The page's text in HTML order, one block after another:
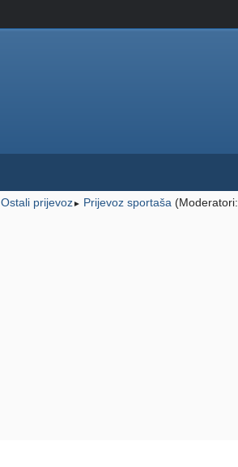
Ostali prijevoz► Prijevoz sportaša (Moderatori: